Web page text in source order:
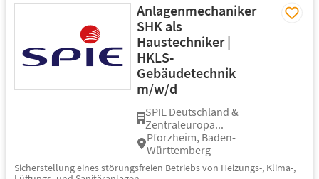
Anlagenmechaniker
SHK als
Haustechniker |
HKLS-
Gebäudetechnik
m/w/d
SPIE Deutschland &
Zentraleuropa...
Pforzheim, Baden-
Württemberg
Sicherstellung eines störungsfreien Betriebs von Heizungs-, Klima-,